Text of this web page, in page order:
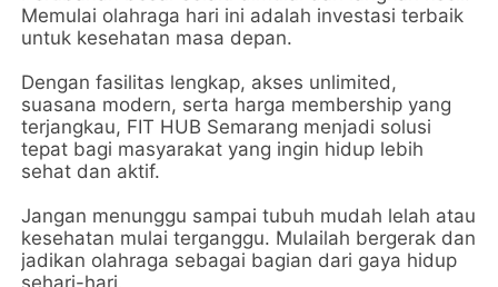
Memulai olahraga hari ini adalah investasi terbaik
untuk kesehatan masa depan.
Dengan fasilitas lengkap, akses unlimited,
suasana modern, serta harga membership yang
terjangkau, FIT HUB Semarang menjadi solusi
tepat bagi masyarakat yang ingin hidup lebih
sehat dan aktif.
Jangan menunggu sampai tubuh mudah lelah atau
kesehatan mulai terganggu. Mulailah bergerak dan
jadikan olahraga sebagai bagian dari gaya hidup
sehari-hari.